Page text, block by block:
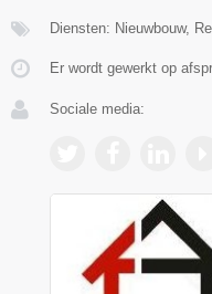
Diensten: Nieuwbouw,
Er wordt gewerkt op
Sociale media: